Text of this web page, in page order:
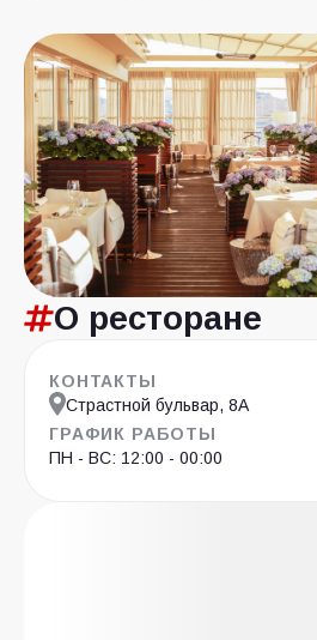
О ресторане
КОНТАКТЫ
Страстной бульвар, 8А
ГРАФИК РАБОТЫ
ПН - ВС: 12:00 - 00:00